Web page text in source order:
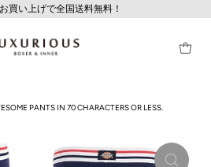
買い上げで全国送料無料！
PANTS IN 70 CHARACTERS OR LESS.